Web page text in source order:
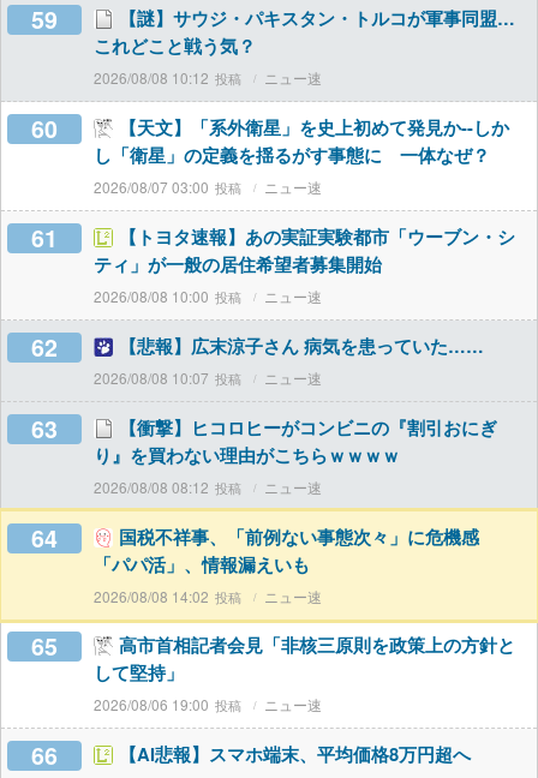
59
【謎】サウジ・パキスタン・トルコが軍事同盟…
これどこと戦う気？
2026/08/08 10:12 ニュー速
60
【天文】「系外衛星」を史上初めて発見か--しか
し「衛星」の定義を揺るがす事態に 一体なぜ？
2026/08/07 03:00 ニュー速
61
【トヨタ速報】あの実証実験都市「ウーブン・シ
ティ」が一般の居住希望者募集開始
2026/08/08 10:00 ニュー速
62 【悲報】広末涼子さん 病気を患っていた……
2026/08/08 10:07 ニュー速
63
【衝撃】ヒコロヒーがコンビニの『割引おにぎ
り』を買わない理由がこちらｗｗｗｗ
2026/08/08 08:12 ニュー速
64
国税不祥事、「前例ない事態次々」に危機感
「パパ活」、情報漏えいも
2026/08/08 14:02 ニュー速
65
高市首相記者会見「非核三原則を政策上の方針と
して堅持」
2026/08/06 19:00 ニュー速
66 【AI悲報】スマホ端末、平均価格8万円超へ